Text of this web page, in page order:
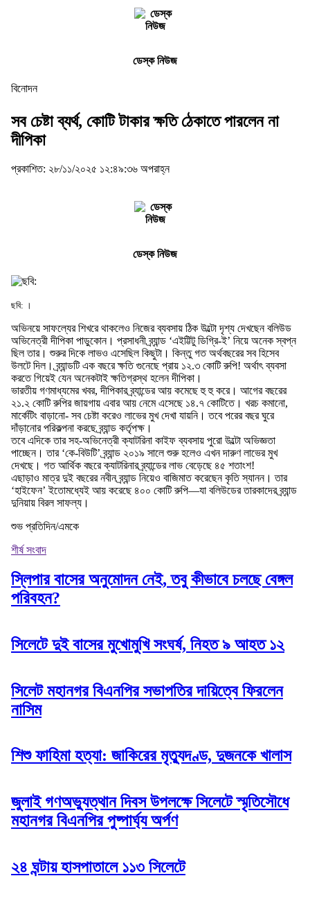
ডেস্ক নিউজ
বিনোদন
সব চেষ্টা ব্যর্থ, কোটি টাকার ক্ষতি ঠেকাতে পারলেন না
দীপিকা
প্রকাশিত: ২৮/১১/২০২৫ ১২:৪৯:৩৬ অপরাহ্ন
ডেস্ক নিউজ
ছবি: ।
অভিনয়ে সাফল্যের শিখরে থাকলেও নিজের ব্যবসায় ঠিক উল্টো দৃশ্য দেখছেন বলিউড
অভিনেত্রী দীপিকা পাড়ুকোন। প্রসাধনী ব্র্যান্ড ‘এইট্টিটু ডিগ্রি-ই’ নিয়ে অনেক স্বপ্ন
ছিল তার। শুরুর দিকে লাভও এসেছিল কিছুটা। কিন্তু গত অর্থবছরের সব হিসেব
উলটে দিল। ব্র্যান্ডটি এক বছরে ক্ষতি গুনেছে প্রায় ১২.৩ কোটি রুপি! অর্থাৎ ব্যবসা
করতে গিয়েই যেন অনেকটাই ক্ষতিগ্রস্থ হলেন দীপিকা।
ভারতীয় গণমাধ্যমের খবর, দীপিকার ব্র্যান্ডের আয় কমেছে হু হু করে। আগের বছরের
২১.২ কোটি রুপির জায়গায় এবার আয় নেমে এসেছে ১৪.৭ কোটিতে। খরচ কমানো,
মার্কেটিং বাড়ানো- সব চেষ্টা করেও লাভের মুখ দেখা যায়নি। তবে পরের বছর ঘুরে
দাঁড়ানোর পরিকল্পনা করছে ব্র্যান্ড কর্তৃপক্ষ।
তবে এদিকে তার সহ-অভিনেত্রী ক্যাটরিনা কাইফ ব্যবসায় পুরো উল্টো অভিজ্ঞতা
পাচ্ছেন। তার ‘কে-বিউটি’ ব্র্যান্ড ২০১৯ সালে শুরু হলেও এখন দারুণ লাভের মুখ
দেখছে। গত আর্থিক বছরে ক্যাটরিনার ব্র্যান্ডের লাভ বেড়েছে ৪৫ শতাংশ!
এছাড়াও মাত্র দুই বছরের নবীন ব্র্যান্ড নিয়েও বাজিমাত করেছেন কৃতি স্যানন। তার
‘হাইফেন’ ইতোমধ্যেই আয় করেছে ৪০০ কোটি রুপি—যা বলিউডের তারকাদের ব্র্যান্ড
দুনিয়ায় বিরল সাফল্য।
শুভ প্রতিদিন/এমকে
শীর্ষ সংবাদ
স্লিপার বাসের অনুমোদন নেই, তবু কীভাবে চলছে বেঙ্গল
পরিবহন?
সিলেটে দুই বাসের মুখোমুখি সংঘর্ষ, নিহত ৯ আহত ১২
সিলেট মহানগর বিএনপির সভাপতির দায়িত্বে ফিরলেন
নাসিম
শিশু ফাহিমা হত্যা: জাকিরের মৃত্যুদণ্ড, দুজনকে খালাস
জুলাই গণঅভ্যুত্থান দিবস উপলক্ষে সিলেটে স্মৃতিসৌধে
মহানগর বিএনপির পুষ্পার্ঘ্য অর্পণ
২৪ ঘন্টায় হাসপাতালে ১১৩ সিলেটে